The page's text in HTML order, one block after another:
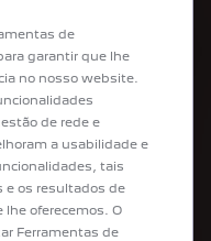
de
garantir que lhe
no nosso website.
de rede e
a usabilidade e
tais
e os resultados de
oferecemos. O
Ferramentas de